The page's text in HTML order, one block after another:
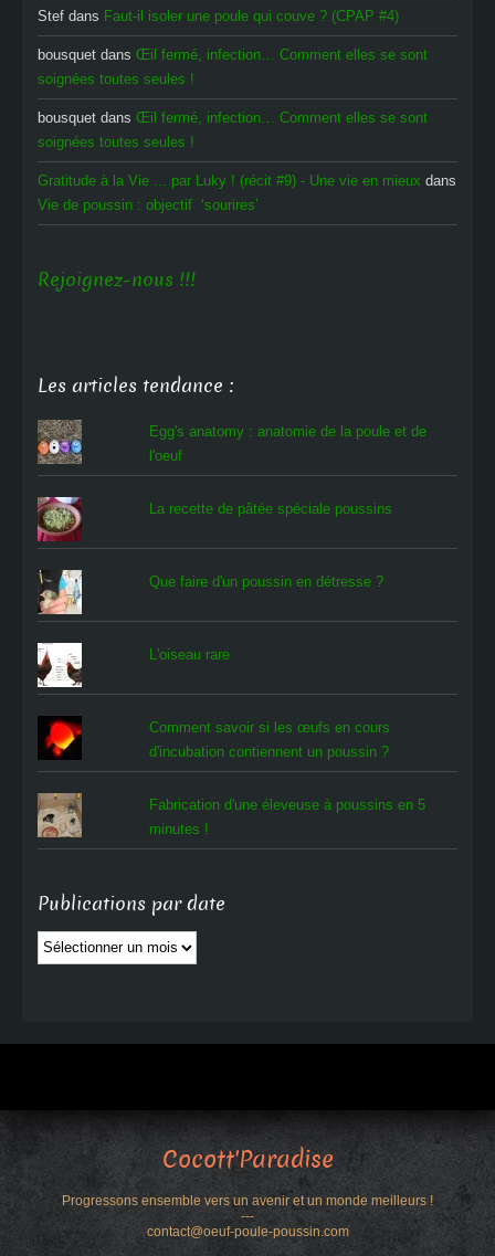
Stef dans Faut-il isoler une poule qui couve ? (CPAP #4)
bousquet dans Œil fermé, infection… Comment elles se sont
soignées toutes seules !
bousquet dans Œil fermé, infection… Comment elles se sont
soignées toutes seules !
Gratitude à la Vie ... par Luky ! (récit #9) - Une vie en mieux dans
Vie de poussin : objectif ‘sourires’
Rejoignez-nous !!!
Les articles tendance :
Egg's anatomy : anatomie de la poule et de
l'oeuf
La recette de pâtée spéciale poussins
Que faire d'un poussin en détresse ?
L'oiseau rare
Comment savoir si les œufs en cours
d'incubation contiennent un poussin ?
Fabrication d'une éleveuse à poussins en 5
minutes !
Publications par date
Publications
par
Cocott'Paradise
Progressons ensemble vers un avenir et un monde meilleurs !
---
contact@oeuf-poule-poussin.com